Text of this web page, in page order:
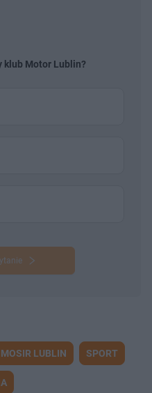
klub Motor Lublin?
MOSIR LUBLIN SPORT